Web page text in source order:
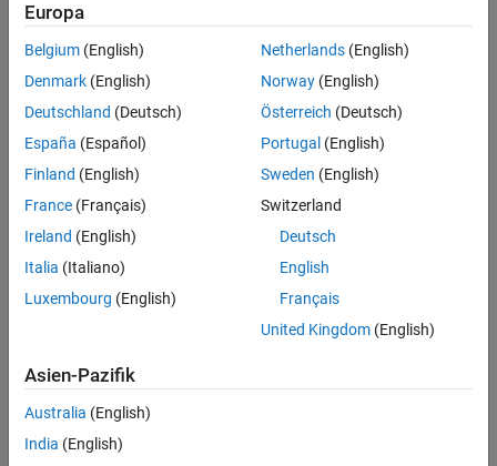
Version History
1(default)
Number of coil registers.
Recommended Settings
No recommendation.
Programmatic Use
No programmatic use is available.
Version History
Europa
Belgium (English)
Denmark (English)
Deutschland (Deutsch)
España (Español)
Finland (English)
France (Français)
Ireland (English)
Italia (Italiano)
Luxembourg (English)
Netherlands(English)
Norway(English)
Österreich (Deutsch)
Portugal (English)
Sweden (English)
Switzerland
Deutsch
English
Français
United Kingdom(English)
Asien-Pazifik
Australia (English)
India (English)